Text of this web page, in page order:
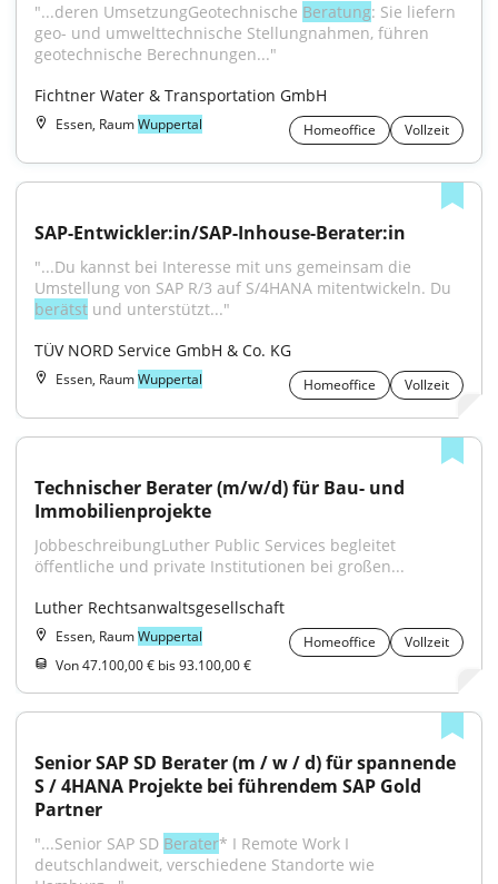
"...deren UmsetzungGeotechnische Beratung: Sie liefern
geo- und umwelttechnische Stellungnahmen, führen
geotechnische Berechnungen..."
Fichtner Water & Transportation GmbH
Essen, RaumWuppertal Homeoffice Vollzeit
SAP-Entwickler:in/SAP-Inhouse-Berater:in
"...Du kannst bei Interesse mit uns gemeinsam die
berätst und unterstützt..."
TÜV NORD Service GmbH & Co. KG
Essen, RaumWuppertal Homeoffice Vollzeit
Technischer Berater (m/w/d) für Bau- und
Immobilienprojekte
JobbeschreibungLuther Public Services begleitet
öffentliche und private Institutionen bei großen...
Luther Rechtsanwaltsgesellschaft
Essen, RaumWuppertal Homeoffice
Vollzeit
Von 47.100,00 € bis 93.100,00 €
Senior SAP SD Berater (m / w / d) für spannende
S / 4HANA Projekte bei führendem SAP Gold
Partner
"...Senior SAP SD Berater* I Remote Work I
deutschlandweit, verschiedene Standorte wie